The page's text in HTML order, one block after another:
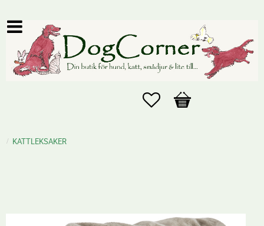
Favoriter
Kundvagn
KATTLEKSAKER